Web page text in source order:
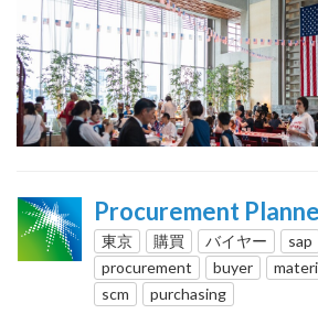
Procurement
東京 購買 バイヤー sap
procurement
buyer
scm
purchasing